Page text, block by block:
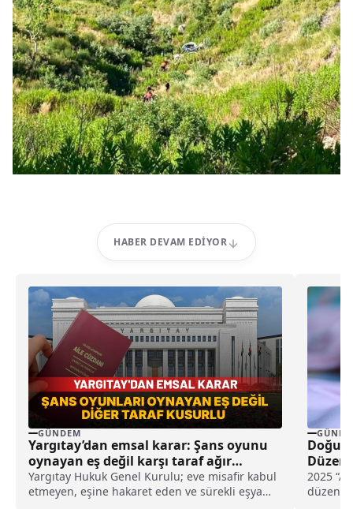
HABER DEVAM EDIYOR
GÜNDEM
Yargıtay’dan emsal karar: Şans oyunu
oynayan eş değil karşı taraf ağır
kusurlu sayıldı
Yargıtay Hukuk Genel Kurulu; eve misafir kabul
etmeyen, eşine hakaret eden ve sürekli eşya
2025